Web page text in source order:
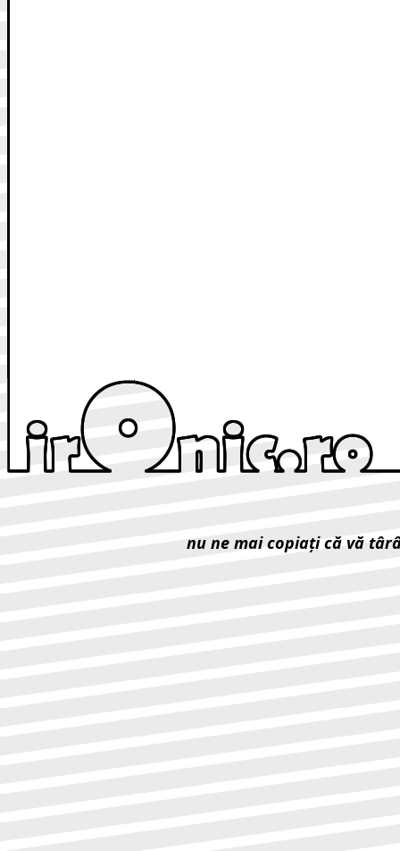
nu ne mai copiaţi că vă